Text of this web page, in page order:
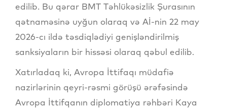
edilib. Bu qərar BMT Təhlükəsizlik Şurasının
qətnaməsinə uyğun olaraq və Aİ-nin 22 may
2026-cı ildə təsdiqlədiyi genişləndirilmiş
sanksiyaların bir hissəsi olaraq qəbul edilib.
Xatırladaq ki, Avropa İttifaqı müdafiə
nazirlərinin qeyri-rəsmi görüşü ərəfəsində
Avropa İttifqanın diplomatiya rəhbəri Kaya